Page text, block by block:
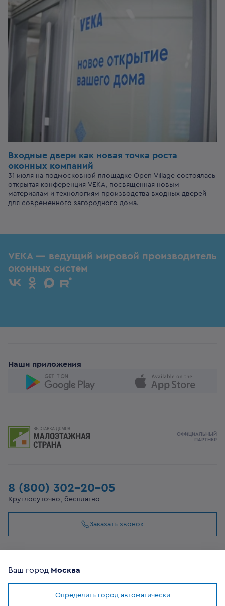
Входные двери как новая точка роста
оконных компаний
31 июля на подмосковной площадке Open Village состоялась
открытая конференция VEKA, посвящённая новым
материалам и технологиям производства входных дверей
для современного загородного дома.
VEKA — ведущий мировой производитель
оконных систем
Наши приложения
8 (800) 302-20-05
Круглосуточно, бесплатно
Заказать звонок
ОФИЦИАЛЬНЫЙ
ПАРТНЕР
Ваш город Москва
Определить город автоматически